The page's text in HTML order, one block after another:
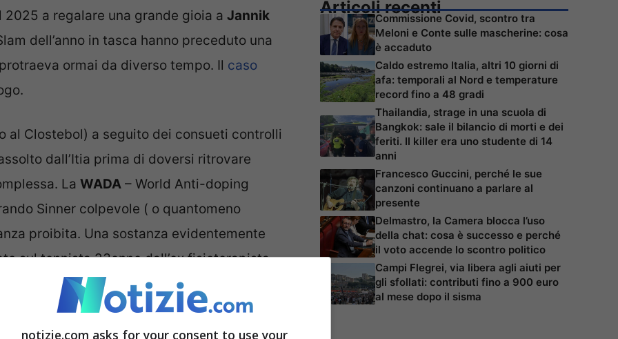
a regalare una grande gioia a Jannik
dell’anno in tasca hanno preceduto una
ormai da diverso tempo. Il caso
al Clostebol) a seguito dei consueti controlli
dall’Itia prima di doversi ritrovare
La WADA – World Anti-doping
Sinner colpevole ( o quantomeno
proibita. Una sostanza evidentemente
sul tennista 23enne dall’ex fisioterapista
un amaro epilogo a Sinner.
aprile, Sinner ha deciso di patteggiare
Articoli recenti
Commissione Covid, scontro tra
Meloni e Conte sulle mascherine: cosa
è accaduto
Caldo estremo Italia, altri 10 giorni di
afa: temporali al Nord e temperature
record fino a 48 gradi
Thailandia, strage in una scuola di
Bangkok: sale il bilancio di morti e dei
feriti. Il killer era uno studente di 14
anni
Francesco Guccini, perché le sue
canzoni continuano a parlare al
presente
Delmastro, la Camera blocca l’uso
della chat: cosa è successo e perché
il voto accende lo scontro politico
Campi Flegrei, via libera agli aiuti per
gli sfollati: contributi fino a 900 euro
al mese dopo il sisma
notizie.com asks for your consent to use your